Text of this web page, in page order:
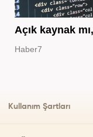
Açık kaynak
Haber7
Kullanım Şartları